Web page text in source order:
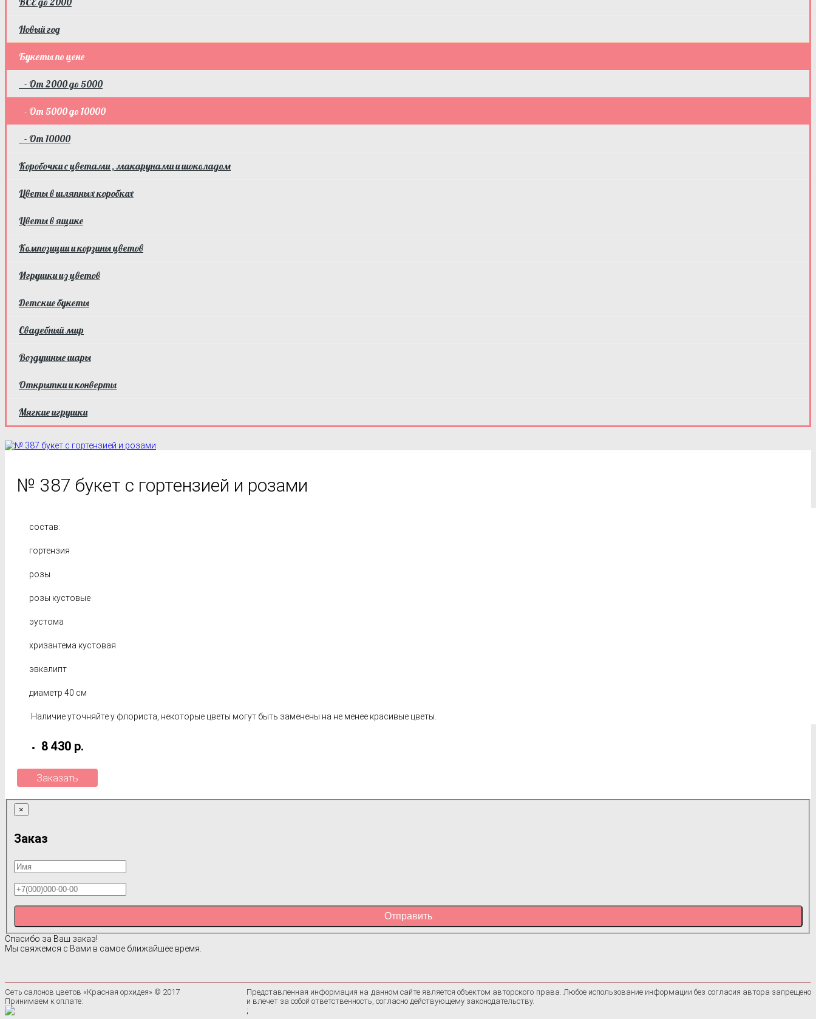
Новый год
Букеты по цене
- От 2000 до 5000
- От 5000 до 10000
- От 10000
Коробочки с цветами , макарунами и шоколадом
Цветы в шляпных коробках
Цветы в ящике
Композиции и корзины цветов
Игрушки из цветов
Детские букеты
Свадебный мир
Воздушные шары
Открытки и конверты
Мягкие игрушки
№ 387 букет с гортензией и розами
состав:
гортензия
розы
розы кустовые
эустома
хризантема кустовая
эвкалипт
диаметр 40 см
Наличие уточняйте у флориста, некоторые цветы могут быть заменены на не менее красивые цветы.
8 430 р.
Заказать
×
Заказ
Отправить
Спасибо за Ваш заказ!
Мы свяжемся с Вами в самое ближайшее время.
Сеть салонов цветов «Красная орхидея» © 2017
Принимаем к оплате:
Представленная информация на данном сайте является объектом авторского права. Любое использование информации без согласия автора запрещено
и влечет за собой ответственность, согласно действующему законодательству.
;